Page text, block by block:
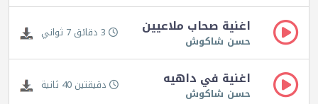
اغنية صحاب ملاعيين
حسن شاكوش 3 دقائق 7 ثواني
اغنية في داهيه
حسن شاكوش دقيقتين 40 ثانية